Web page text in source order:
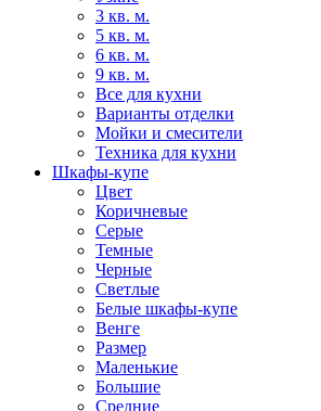
3 кв. м.
5 кв. м.
6 кв. м.
9 кв. м.
Все для кухни
Варианты отделки
Мойки и смесители
Техника для кухни
Шкафы-купе
Цвет
Коричневые
Серые
Темные
Черные
Светлые
Белые шкафы-купе
Венге
Размер
Маленькие
Большие
Средние